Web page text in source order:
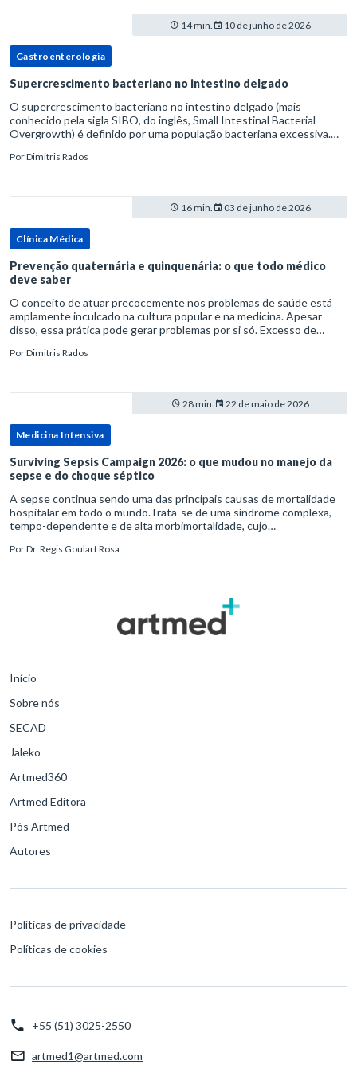
14 min. 10 de junho de 2026
Gastroenterologia
Supercrescimento bacteriano no intestino delgado
O supercrescimento bacteriano no intestino delgado (mais
conhecido pela sigla SIBO, do inglês, Small Intestinal Bacterial
Overgrowth) é definido por uma população bacteriana excessiva.
PorDimitris Rados
16 min. 03 de junho de 2026
Clínica Médica
Prevenção quaternária e quinquenária: o que todo médico
deve saber
O conceito de atuar precocemente nos problemas de saúde está
amplamente inculcado na cultura popular e na medicina. Apesar
disso, essa prática pode gerar problemas por si só. Excesso de
PorDimitris Rados
28 min. 22 de maio de 2026
Medicina Intensiva
Surviving Sepsis Campaign 2026: o que mudou no manejo da
sepse e do choque séptico
A sepse continua sendo uma das principais causas de mortalidade
hospitalar em todo o mundo.Trata-se de uma síndrome complexa,
tempo-dependente e de alta morbimortalidade, cujo
para o desfe
PorDr. Regis Goulart Rosa
Início
Sobre nós
SECAD
Jaleko
Artmed360
Artmed Editora
Pós Artmed
Autores
Políticas de privacidade
Políticas de cookies
+55 (51) 3025-2550
artmed1@artmed.com